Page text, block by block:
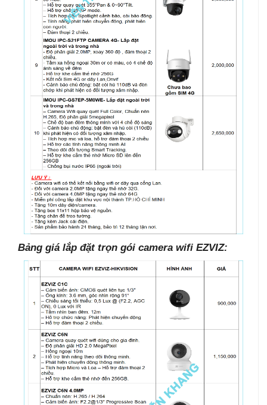
Bảng giá lắp đặt trọn gói camera wifi EZVIZ: